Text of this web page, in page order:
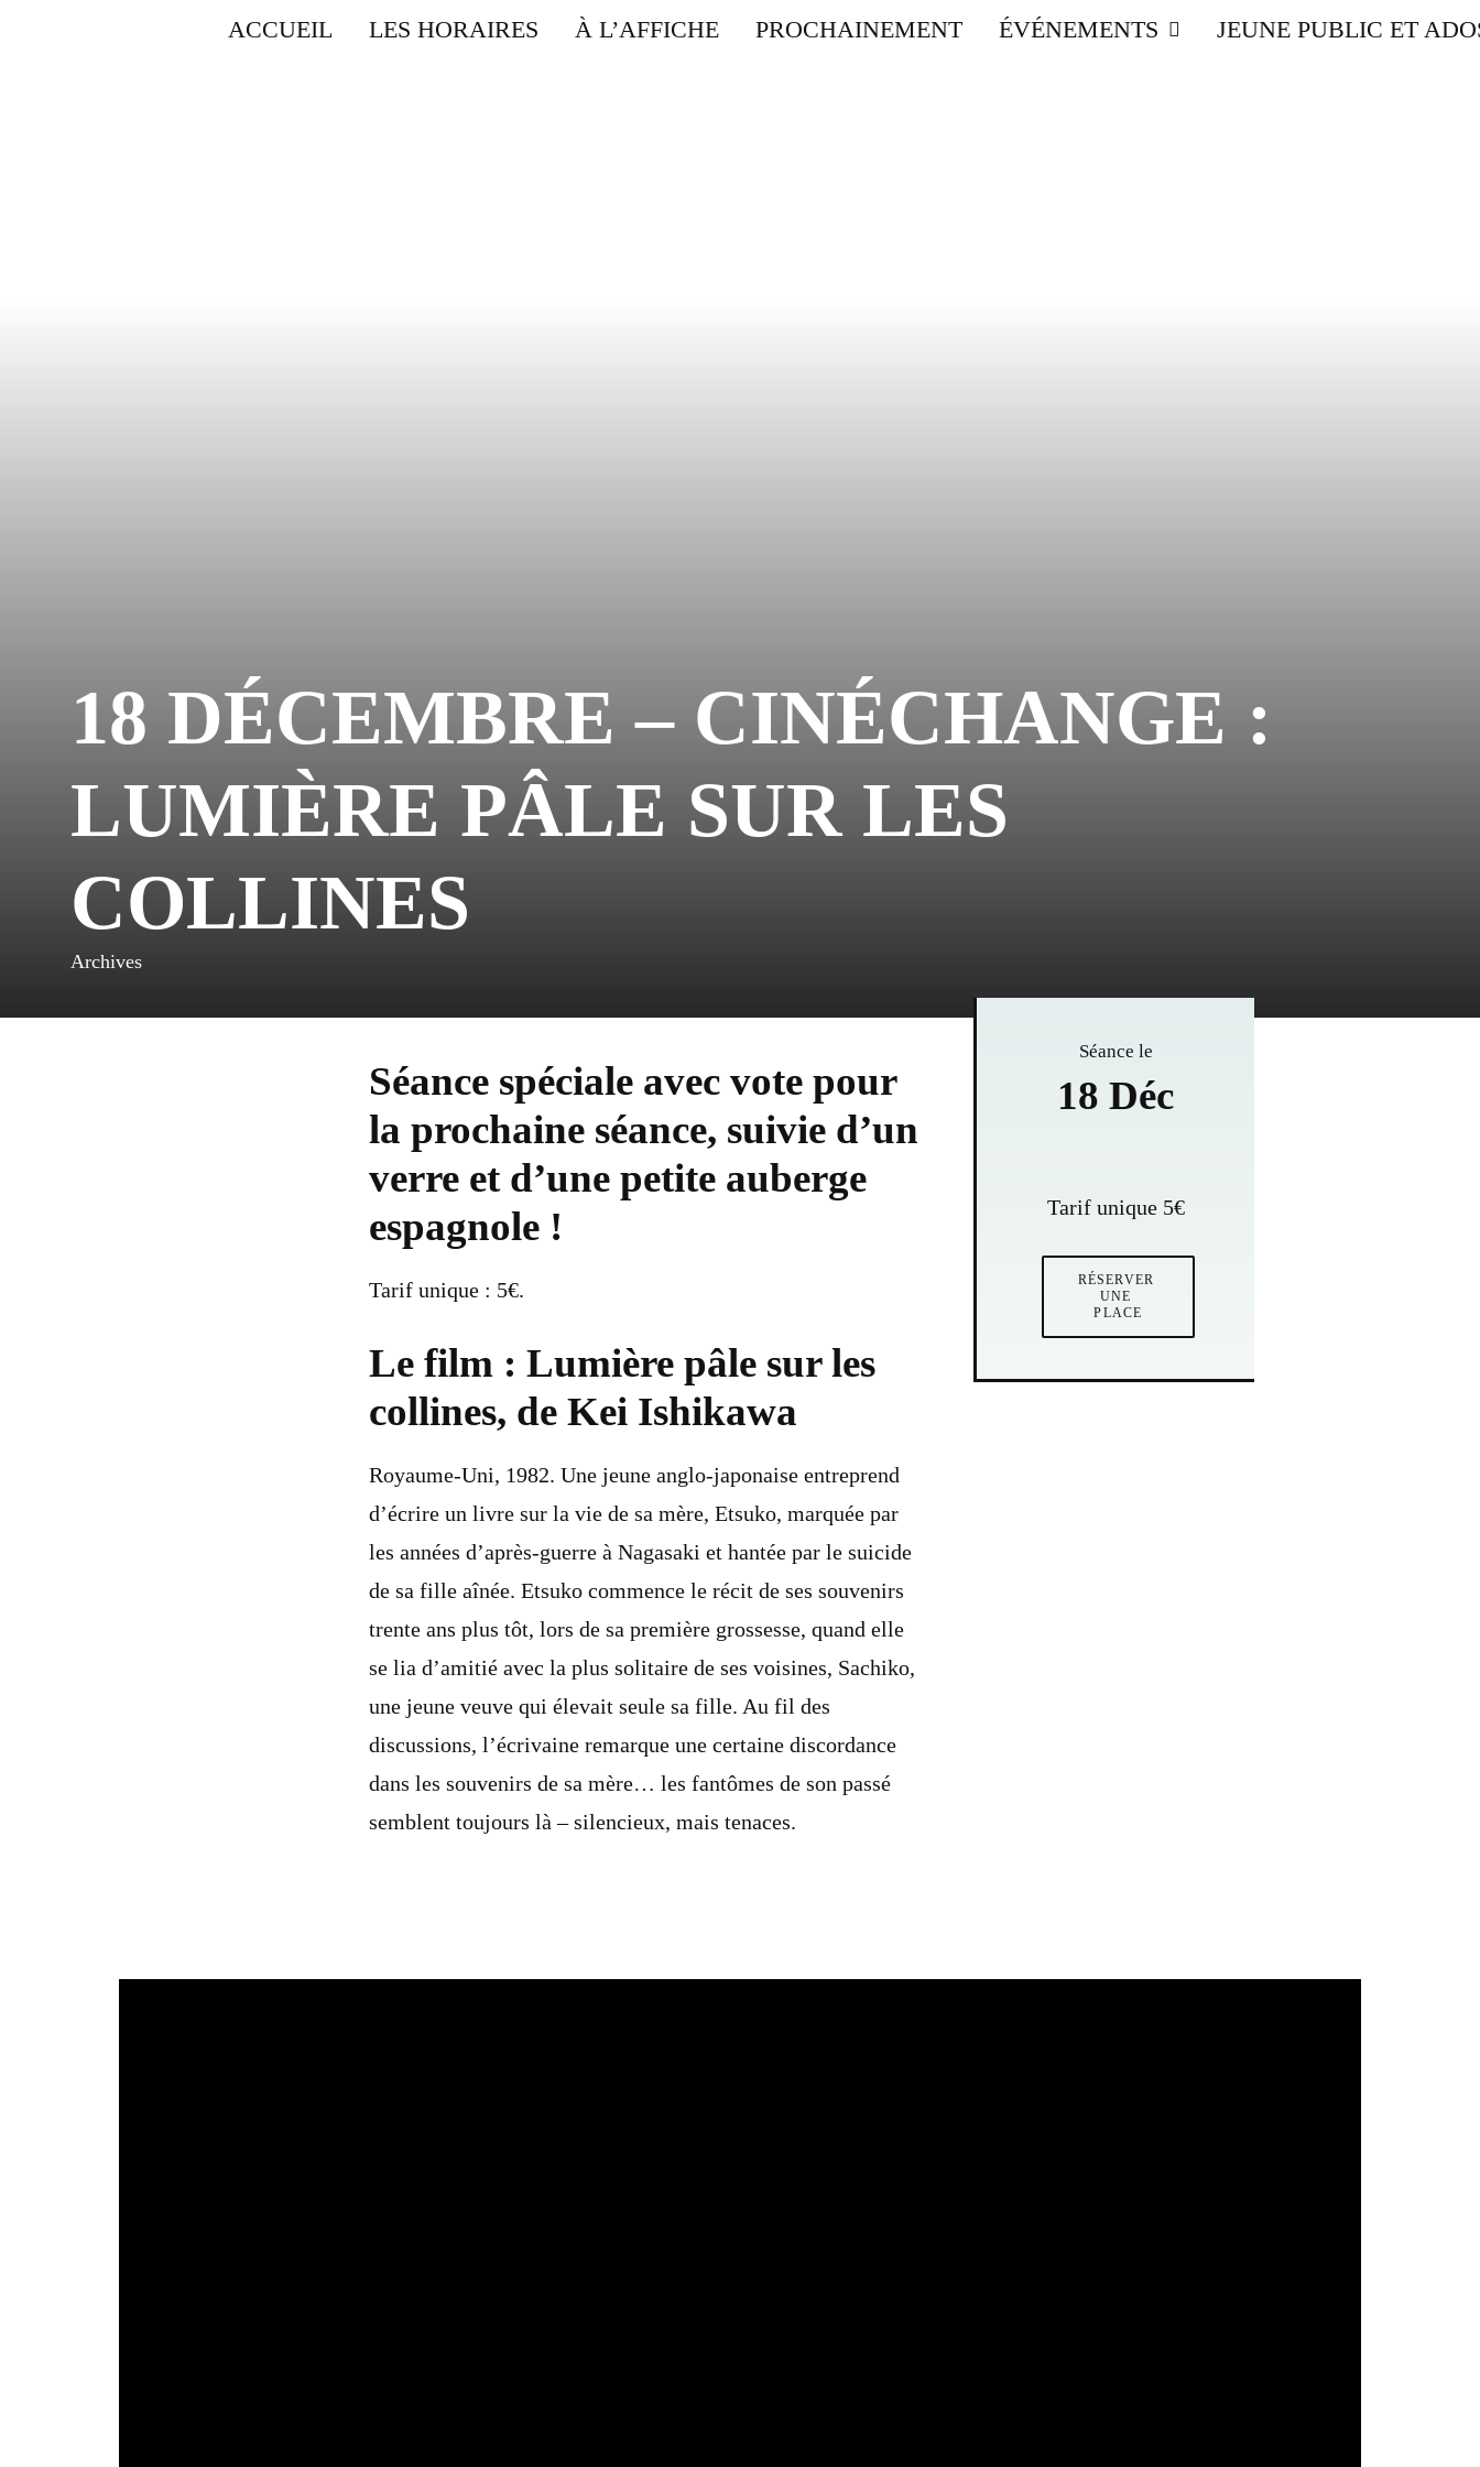
ACCUEIL LES HORAIRES À L’AFFICHE PROCHAINEMENT ÉVÉNEMENTS JEUNE PUBLIC ET
18 DÉCEMBRE – CINÉCHANGE :
LUMIÈRE PÂLE SUR LES
COLLINES
Archives
Séance spéciale avec vote pour
la prochaine séance, suivie d’un
verre et d’une petite auberge
espagnole !
Tarif unique : 5€.
Le film : Lumière pâle sur les
collines, de Kei Ishikawa
Royaume-Uni, 1982. Une jeune anglo-japonaise entreprend
d’écrire un livre sur la vie de sa mère, Etsuko, marquée par
les années d’après-guerre à Nagasaki et hantée par le suicide
de sa fille aînée. Etsuko commence le récit de ses souvenirs
trente ans plus tôt, lors de sa première grossesse, quand elle
se lia d’amitié avec la plus solitaire de ses voisines, Sachiko,
une jeune veuve qui élevait seule sa fille. Au fil des
discussions, l’écrivaine remarque une certaine discordance
dans les souvenirs de sa mère… les fantômes de son passé
semblent toujours là – silencieux, mais tenaces.
Séance le
18 Déc
Tarif unique 5€
RÉSERVER
UNE
PLACE